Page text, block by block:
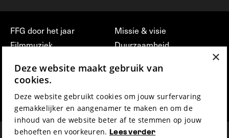
FFG door het jaar
Filmmuziek
Press & Industry
Film Fest Friends
Missie & visie
Duurzaamheid
vrijwilligerswerk bij FFG
Privacy & Disclaimer
×
Deze website maakt gebruik van
cookies.
Deze website gebruikt cookies om jouw surfervaring
gemakkelijker en aangenamer te maken en om de
inhoud van de website beter af te stemmen op jouw
behoeften en voorkeuren. Lees verder